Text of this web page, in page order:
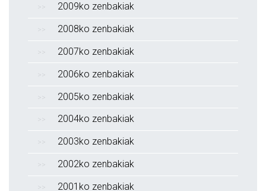
2009ko zenbakiak
2008ko zenbakiak
2007ko zenbakiak
2006ko zenbakiak
2005ko zenbakiak
2004ko zenbakiak
2003ko zenbakiak
2002ko zenbakiak
2001ko zenbakiak